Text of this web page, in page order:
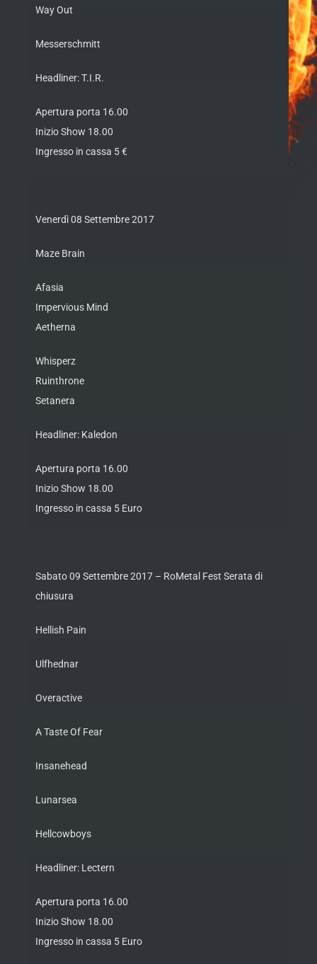
Way Out
Messerschmitt
Headliner: T.I.R.
Apertura porta 16.00
Inizio Show 18.00
Ingresso in cassa 5 €
Venerdì 08 Settembre 2017
Maze Brain
Afasia
Impervious Mind
Aetherna
Whisperz
Ruinthrone
Setanera
Headliner: Kaledon
Apertura porta 16.00
Inizio Show 18.00
Ingresso in cassa 5 Euro
Sabato 09 Settembre 2017 – RoMetal Fest Serata di
chiusura
Hellish Pain
Ulfhednar
Overactive
A Taste Of Fear
Insanehead
Lunarsea
Hellcowboys
Headliner: Lectern
Apertura porta 16.00
Inizio Show 18.00
Ingresso in cassa 5 Euro